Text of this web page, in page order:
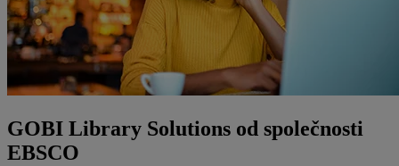
GOBI Library Solutions od společnosti
EBSCO